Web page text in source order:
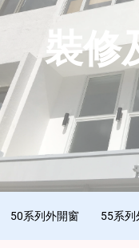
裝修
50系列外開窗 55系列